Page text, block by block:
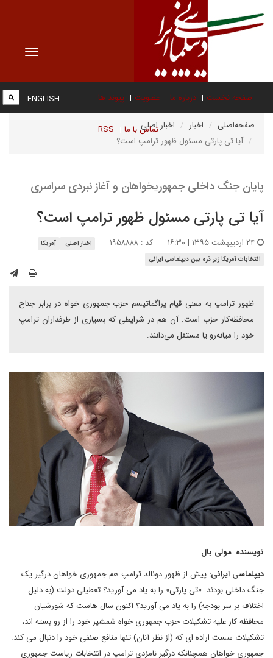
Toggle
صفحه نخست درباره ما عضویت پیوند ها
تماس با ما RSS
ENGLISH
صفحه‌اصلی اخبار
اخبار اصلی
آیا تی پارتی مسئول ظهور ترامپ است؟
پایان جنگ داخلی جمهوریخواهان و آغاز نبردی سراسری
آیا تی پارتی مسئول ظهور ترامپ است؟
کد : ۱۹۵۸۸۸۸ اخبار اصلی
آمریکا
انتخابات آمریکا زیر ذره بین دیپلماسی ایرانی
ظهور ترامپ به معنی قیام پراگماتیسم حزب جمهوری ‌خواه در برابر جناح
محافظه‌کار حزب است. آن هم در شرایطی که بسیاری از طرفداران ترامپ
خود را میانه‌رو یا مستقل می‌دانند.
نویسنده: مولی بال
دیپلماسی ایرانی: پیش از ظهور دونالد ترامپ هم جمهوری خواهان درگیر یک
جنگ داخلی بودند. «تی پارتی» را به یاد می آورید؟ تعطیلی دولت (به دلیل
اختلاف بر سر بودجه) را به یاد می آورید؟ اکنون سال هاست که شورشیان
محافظه کار علیه تشکیلات حزب جمهوری خواه شمشیر خود را از رو بسته اند،
تشکیلات سست اراده ای که (از نظر آنان) تنها منافع صنفی خود را دنبال می کند.
جمهوری خواهان همچنانکه درگیر نامزدی ترامپ در انتخابات ریاست جمهوری